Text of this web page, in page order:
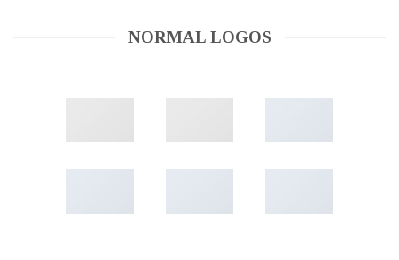
NORMAL LOGOS